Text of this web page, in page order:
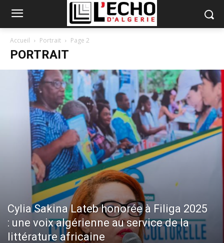
Accueil Portrait Page 2
PORTRAIT
Cylia Sakina Lateb honorée à Filiga 2025
: une voix algérienne au service de la
littérature africaine